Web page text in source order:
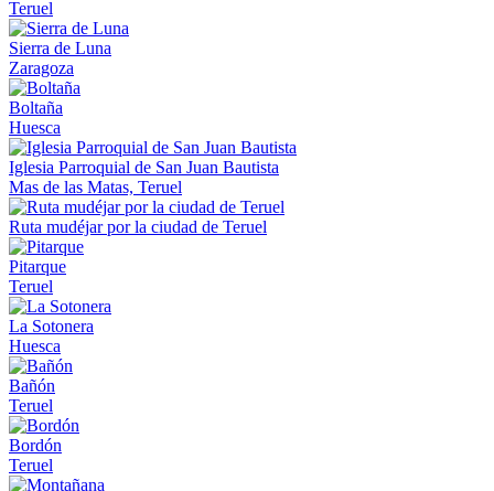
Teruel
Sierra de Luna
Zaragoza
Boltaña
Huesca
Iglesia Parroquial de San Juan Bautista
Mas de las Matas, Teruel
Ruta mudéjar por la ciudad de Teruel
Pitarque
Teruel
La Sotonera
Huesca
Bañón
Teruel
Bordón
Teruel